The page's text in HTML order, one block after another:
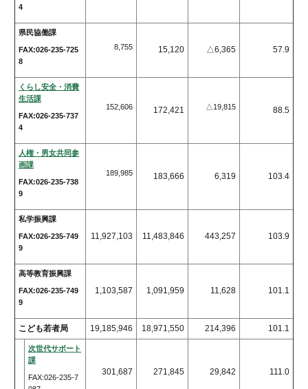
4
県民協働課
FAX:026-235-725
8
8,755 15,120 △6,365 57.9
くらし安全・消費
生活課
FAX:026-235-737
4
152,606 172,421 △19,815 88.5
人権・男女共同参
画課
FAX:026-235-738
9
189,985 183,666 6,319 103.4
私学振興課
FAX:026-235-749
9
11,927,103 11,483,846 443,257 103.9
高等教育振興課
FAX:026-235-749
9
1,103,587 1,091,959 11,628 101.1
こども若者局 19,185,946 18,971,550 214,396 101.1
次世代サポート
課
FAX:026-235-7
301,687 271,845 29,842 111.0